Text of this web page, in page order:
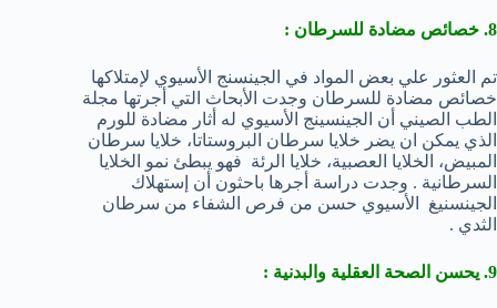
8. خصائص مضادة للسرطان :
تم العثور علي بعض المواد في الجينسنج الأسيوي لإمتلاكها
خصائص مضادة للسرطان وجدت الأبحاث التي أجرتها مجلة
الطب الصيني أن الجينسينج الأسيوي له أثار مضادة للورم
الذي يمكن ان يضر خلايا سرطان البروستاتا، خلايا سرطان
المبيض، الخلايا العصبية، خلايا الرئة فهو يبطئ نمو الخلايا
السرطانية . وجدت دراسة أجرها باحثون أن إستهلاك
الجينسنيغ الأسيوي حسن من فرص الشفاء من سرطان
الثدي .
9. يحسن الصحة العقلية والبدنية :